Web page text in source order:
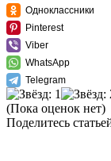
Одноклассники
Pinterest
Viber
WhatsApp
Telegram
(Пока оценок нет)
Поделитесь